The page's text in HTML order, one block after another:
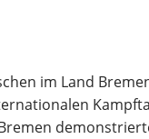
im Land